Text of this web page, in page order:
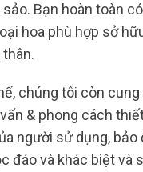
Bạn hoàn toàn
hoa phù hợp sở
chúng tôi còn
& phong cách
người sử dụng, bảo
đáo và khác biệt và